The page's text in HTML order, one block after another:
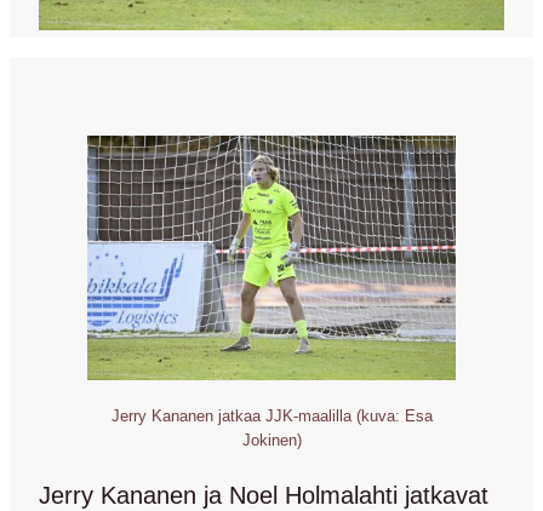
Jerry Kananen jatkaa JJK-maalilla (kuva: Esa
Jokinen)
Jerry Kananen ja Noel Holmalahti jatkavat